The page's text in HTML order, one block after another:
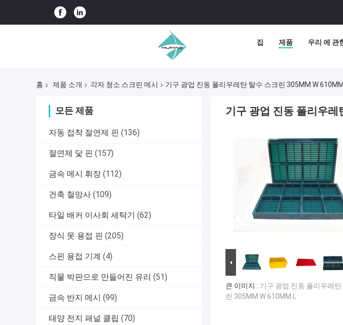
집 제품 우리 에 관
홈 제품 소개 각자 청소 스크린 메시 기구 광업 진동 폴리우레탄 탈수 스크린 305MM W
모든 제품
자동 접착 절연제 핀 (136)
절연제 닻 핀 (157)
금속 메시 휘장 (112)
건축 철망사 (109)
타일 배커 이사회 세탁기 (62)
장식 못 용접 핀 (205)
스핀 용접 기계 (4)
직물 박판으로 만들어진 유리 (51)
금속 반지 메시 (99)
태양 전지 패널 클립 (70)
기구 광업 진동 폴리우
큰 이미지 : 기구 광업 진동 폴리우레탄
린 305MM W 610MM L